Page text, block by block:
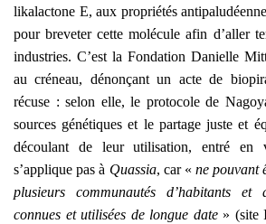
li­ka­lac­tone E, aux pro­prié­tés
pour bre­ve­ter cette molé­cule afin d’aller
indus­tries. C’est la Fon­da­tion Danielle
au cré­neau, dénon­çant un acte de
récuse : selon elle, le pro­to­cole de
sources géné­tiques et le par­tage juste et
décou­lant de leur uti­li­sa­tion, entré en
s’applique pas à Quas­sia, car « ne pou­vant
plu­sieurs com­mu­nau­tés d’ha­bi­tants et
connues et uti­li­sées de longue date» (site